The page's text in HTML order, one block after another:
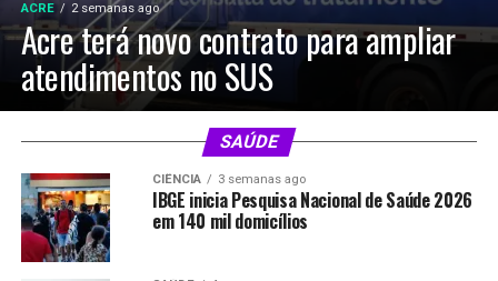
ACRE 2 semanas ago
Acre terá novo contrato para ampliar
atendimentos no SUS
SAÚDE
CIÊNCIA 3 semanas ago
IBGE inicia Pesquisa Nacional de Saúde 2026
em 140 mil domicílios